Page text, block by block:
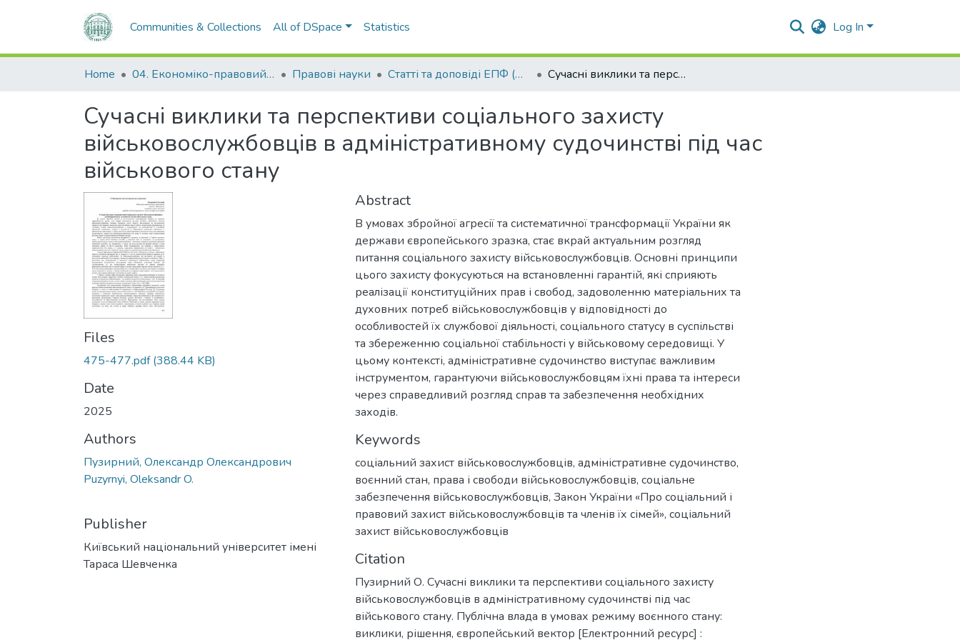
Communities & Collections All of DSpace Statistics Log In
Home 04. Економіко-правовий факультет Правові науки Статті та доповіді ЕПФ (Правові науки) Сучасні виклики та перспективи соціального захисту військовослужбовців в адміністративному судочинстві під час військового стану
Сучасні виклики та перспективи соціального захисту
військовослужбовців в адміністративному судочинстві під час
військового стану
Files
475-477.pdf(388.44 KB)
Date
2025
Authors
Пузирний, Олександр Олександрович
Puzyrnyi, Oleksandr O.
Publisher
Київський національний університет імені
Тараса Шевченка
Abstract
В умовах збройної агресії та систематичної трансформації України як
держави європейського зразка, стає вкрай актуальним розгляд
питання соціального захисту військовослужбовців. Основні принципи
цього захисту фокусуються на встановленні гарантій, які сприяють
реалізації конституційних прав і свобод, задоволенню матеріальних та
духовних потреб військовослужбовців у відповідності до
особливостей їх службової діяльності, соціального статусу в суспільстві
та збереженню соціальної стабільності у військовому середовищі. У
цьому контексті, адміністративне судочинство виступає важливим
інструментом, гарантуючи військовослужбовцям їхні права та інтереси
через справедливий розгляд справ та забезпечення необхідних
заходів.
Keywords
соціальний захист військовослужбовців, адміністративне судочинство,
воєнний стан, права і свободи військовослужбовців, соціальне
забезпечення військовослужбовців, Закон України «Про соціальний і
правовий захист військовослужбовців та членів їх сімей», соціальний
захист військовослужбовців
Citation
Пузирний О. Сучасні виклики та перспективи соціального захисту
військовослужбовців в адміністративному судочинстві під час
військового стану. Публічна влада в умовах режиму воєнного стану:
виклики, рішення, європейський вектор [Електронний ресурс] :